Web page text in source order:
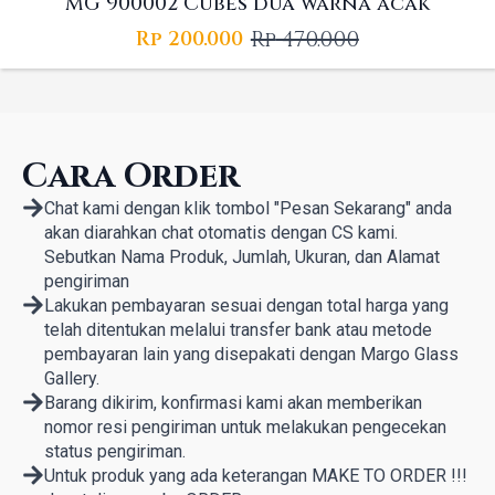
Rp470.000
Original
price
Rp 200.000 Current
price
Cara Order
Chat kami dengan klik tombol "Pesan Sekarang" anda
akan diarahkan chat otomatis dengan CS kami.
Sebutkan Nama Produk, Jumlah, Ukuran, dan Alamat
pengiriman
Lakukan pembayaran sesuai dengan total harga yang
telah ditentukan melalui transfer bank atau metode
pembayaran lain yang disepakati dengan Margo Glass
Gallery.
Barang dikirim, konfirmasi kami akan memberikan
nomor resi pengiriman untuk melakukan pengecekan
status pengiriman.
Untuk produk yang ada keterangan MAKE TO ORDER !!!